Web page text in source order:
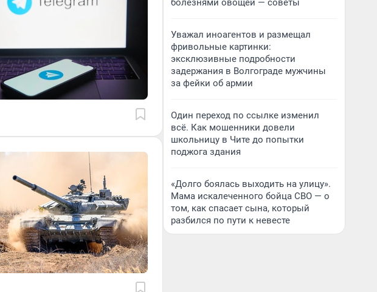
болезнями овощей — советы
Уважал иноагентов и размещал
фривольные картинки:
эксклюзивные подробности
задержания в Волгограде мужчины
за фейки об армии
Один переход по ссылке изменил
всё. Как мошенники довели
школьницу в Чите до попытки
поджога здания
«Долго боялась выходить на улицу».
Мама искалеченного бойца СВО — о
том, как спасает сына, который
разбился по пути к невесте